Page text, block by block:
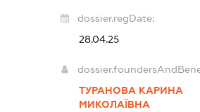
dossier.regDate:
28.04.25
ТУРАНОВА КАРИНА
МИКОЛАЇВНА